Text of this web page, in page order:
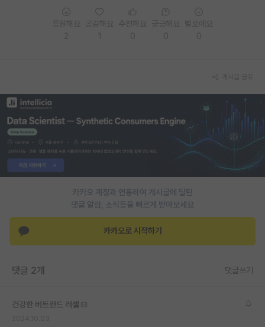
장학금/장학생 게시판
학술 정보 게시판
홍보 게시판
커리어
이벤트
재팬라운지 🌸
카카오 계정과 연동하여 게시글에 달린
댓글 알람, 소식등을 빠르게 받아보세요
카카오로 시작하기
댓글 2개 댓글쓰기
건강한 버트런드 러셀